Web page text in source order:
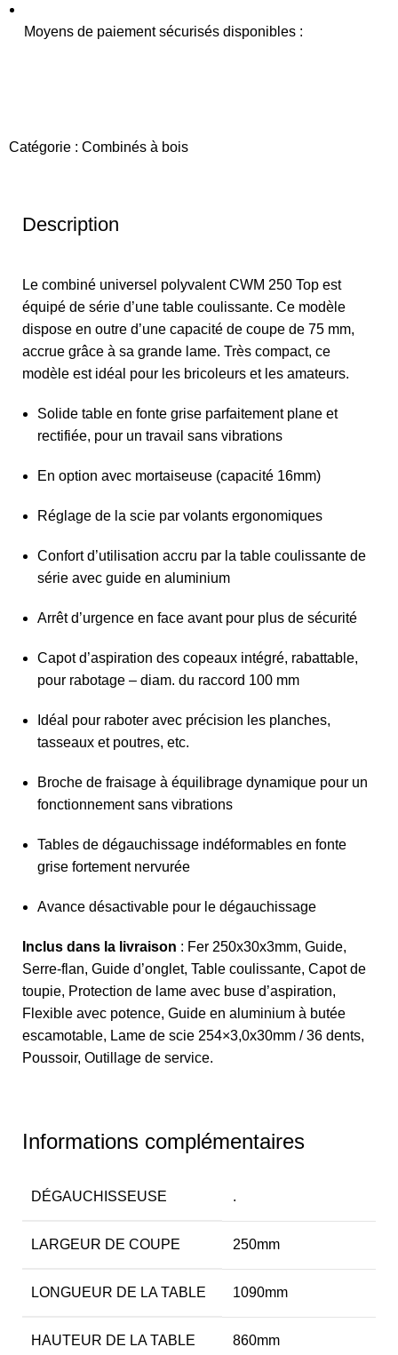
Moyens de paiement sécurisés disponibles :
Catégorie : Combinés à bois
Description
Le combiné universel polyvalent CWM 250 Top est
équipé de série d’une table coulissante. Ce modèle
dispose en outre d’une capacité de coupe de 75 mm,
accrue grâce à sa grande lame. Très compact, ce
modèle est idéal pour les bricoleurs et les amateurs.
Solide table en fonte grise parfaitement plane et
rectifiée, pour un travail sans vibrations
En option avec mortaiseuse (capacité 16mm)
Réglage de la scie par volants ergonomiques
Confort d’utilisation accru par la table coulissante de
série avec guide en aluminium
Arrêt d’urgence en face avant pour plus de sécurité
Capot d’aspiration des copeaux intégré, rabattable,
pour rabotage – diam. du raccord 100 mm
Idéal pour raboter avec précision les planches,
tasseaux et poutres, etc.
Broche de fraisage à équilibrage dynamique pour un
fonctionnement sans vibrations
Tables de dégauchissage indéformables en fonte
grise fortement nervurée
Avance désactivable pour le dégauchissage
Inclus dans la livraison : Fer 250x30x3mm, Guide,
Serre-flan, Guide d’onglet, Table coulissante, Capot de
toupie, Protection de lame avec buse d’aspiration,
Flexible avec potence, Guide en aluminium à butée
escamotable, Lame de scie 254×3,0x30mm / 36 dents,
Poussoir, Outillage de service.
Informations complémentaires
DÉGAUCHISSEUSE .
LARGEUR DE COUPE 250mm
LONGUEUR DE LA TABLE 1090mm
HAUTEUR DE LA TABLE 860mm